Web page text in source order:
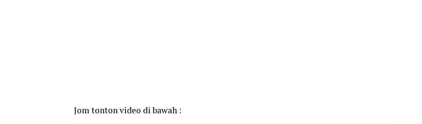
Jom tonton video di bawah :